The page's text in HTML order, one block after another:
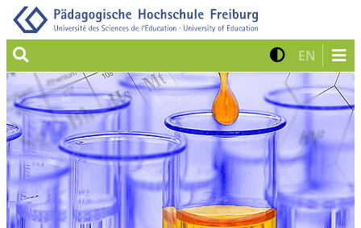
Suche Kontrast
EN Zur